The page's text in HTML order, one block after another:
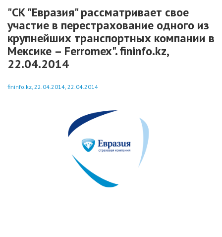
"СК "Евразия" рассматривает свое
участие в перестрахование одного из
крупнейших транспортных компании в
Мексике – Ferromex". fininfo.kz,
22.04.2014
fininfo.kz, 22.04.2014, 22.04.2014